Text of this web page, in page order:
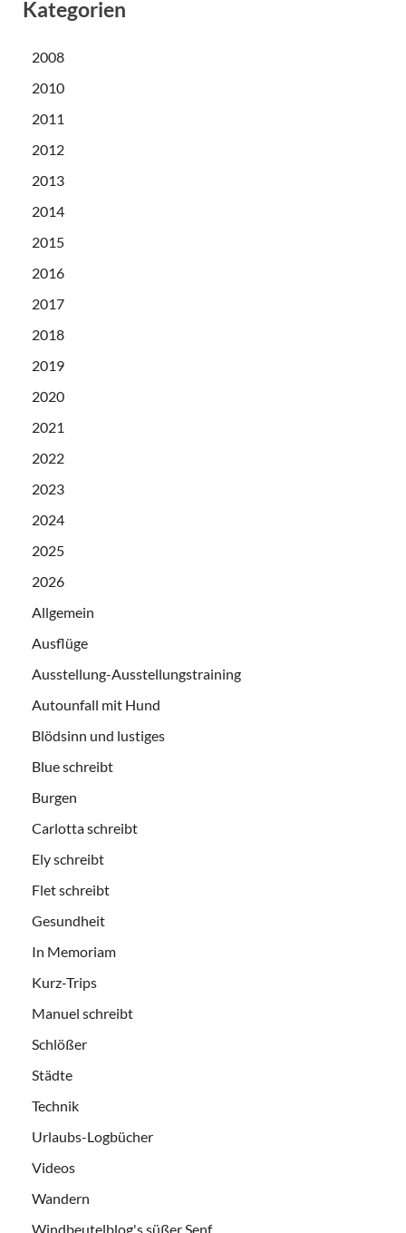
Kategorien
2008
2010
2011
2012
2013
2014
2015
2016
2017
2018
2019
2020
2021
2022
2023
2024
2025
2026
Allgemein
Ausflüge
Ausstellung-Ausstellungstraining
Autounfall mit Hund
Blödsinn und lustiges
Blue schreibt
Burgen
Carlotta schreibt
Ely schreibt
Flet schreibt
Gesundheit
In Memoriam
Kurz-Trips
Manuel schreibt
Schlößer
Städte
Technik
Urlaubs-Logbücher
Videos
Wandern
Windbeutelblog's süßer Senf